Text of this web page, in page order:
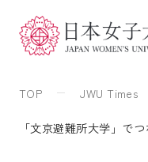
TOP JWU Times
「文京避難所大学」で